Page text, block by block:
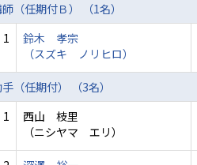
（任期付Ｂ） （1名）
1
鈴木 孝宗
（スズキ ノリヒロ）
（任期付） （3名）
1
西山 枝里
（ニシヤマ エリ）